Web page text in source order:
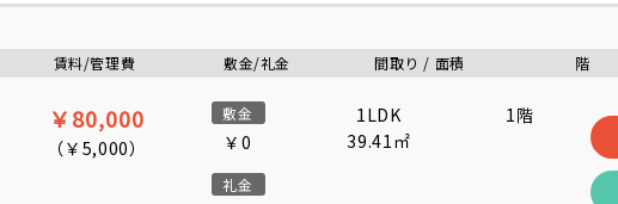
賃料/管理費 敷金/礼金 間取り / 面積 階
￥80,000
（￥5,000）
敷金
￥0
礼金
1LDK
39.41㎡
1階